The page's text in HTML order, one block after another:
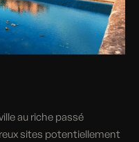
au riche passé
sites potentiellement